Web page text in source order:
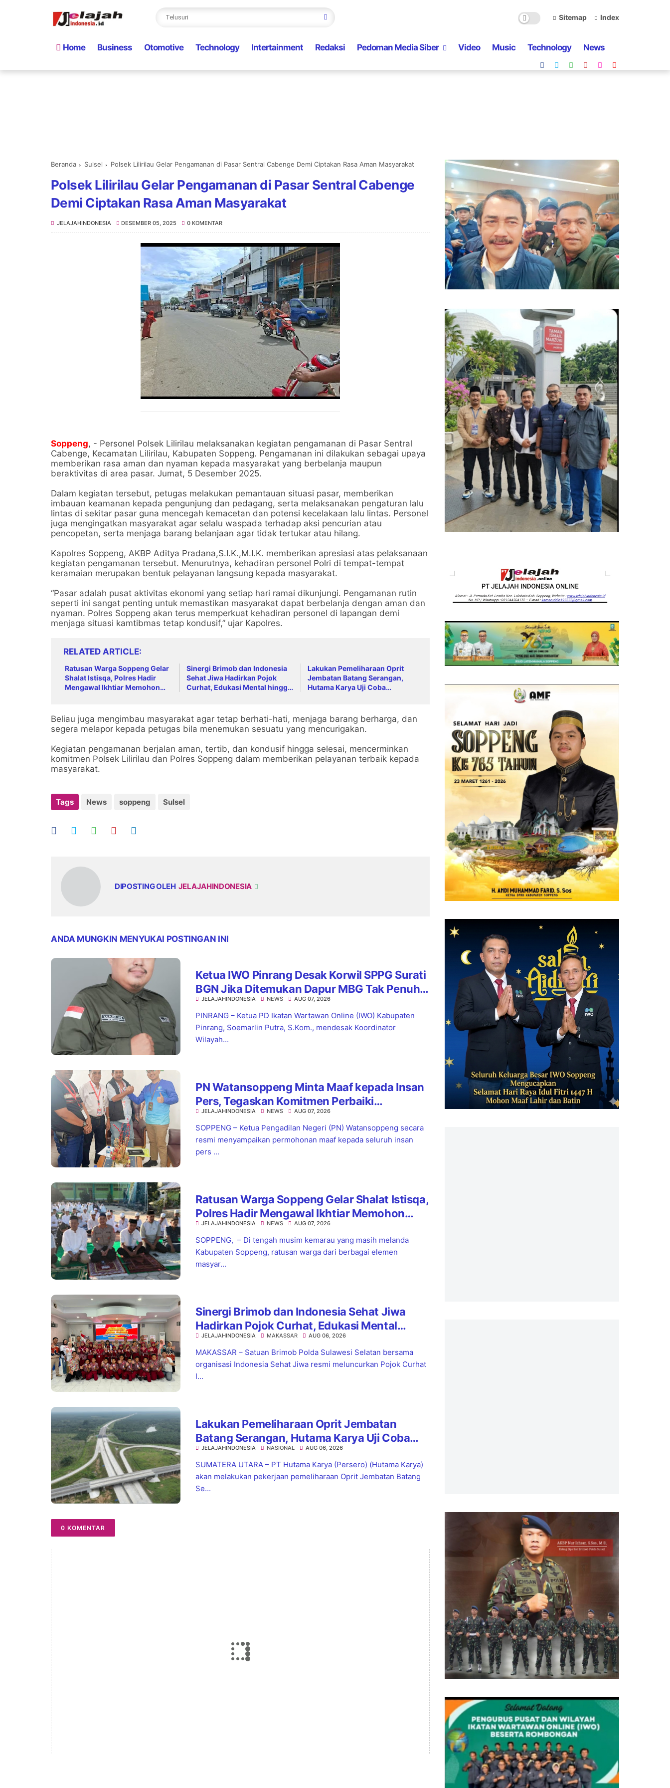
Sitemap Index
Home Business Otomotive Technology Intertainment Redaksi Pedoman Media Siber Video Music Technology News
Beranda Sulsel Polsek Lilirilau Gelar Pengamanan di Pasar Sentral Cabenge Demi Ciptakan Rasa Aman Masyarakat
Polsek Lilirilau Gelar Pengamanan di Pasar Sentral Cabenge
Demi Ciptakan Rasa Aman Masyarakat
JELAJAHINDONESIA DESEMBER 05, 2025 0 KOMENTAR
Soppeng, - Personel Polsek Lilirilau melaksanakan kegiatan pengamanan di Pasar Sentral
Cabenge, Kecamatan Lilirilau, Kabupaten Soppeng. Pengamanan ini dilakukan sebagai upaya
memberikan rasa aman dan nyaman kepada masyarakat yang berbelanja maupun
beraktivitas di area pasar. Jumat, 5 Desember 2025.
Dalam kegiatan tersebut, petugas melakukan pemantauan situasi pasar, memberikan
imbauan keamanan kepada pengunjung dan pedagang, serta melaksanakan pengaturan lalu
lintas di sekitar pasar guna mencegah kemacetan dan potensi kecelakaan lalu lintas. Personel
juga mengingatkan masyarakat agar selalu waspada terhadap aksi pencurian atau
pencopetan, serta menjaga barang belanjaan agar tidak tertukar atau hilang.
Kapolres Soppeng, AKBP Aditya Pradana,S.I.K.,M.I.K. memberikan apresiasi atas pelaksanaan
kegiatan pengamanan tersebut. Menurutnya, kehadiran personel Polri di tempat-tempat
keramaian merupakan bentuk pelayanan langsung kepada masyarakat.
“Pasar adalah pusat aktivitas ekonomi yang setiap hari ramai dikunjungi. Pengamanan rutin
seperti ini sangat penting untuk memastikan masyarakat dapat berbelanja dengan aman dan
nyaman. Polres Soppeng akan terus memperkuat kehadiran personel di lapangan demi
menjaga situasi kamtibmas tetap kondusif,” ujar Kapolres.
RELATED ARTICLE
Ratusan Warga Soppeng Gelar
Shalat Istisqa, Polres Hadir
Mengawal Ikhtiar Memohon
Sinergi Brimob dan Indonesia
Sehat Jiwa Hadirkan Pojok
Curhat, Edukasi Mental hingga
Lakukan Pemeliharaan Oprit
Jembatan Batang Serangan,
Hutama Karya Uji Coba
Beliau juga mengimbau masyarakat agar tetap berhati-hati, menjaga barang berharga, dan
segera melapor kepada petugas bila menemukan sesuatu yang mencurigakan.
Kegiatan pengamanan berjalan aman, tertib, dan kondusif hingga selesai, mencerminkan
komitmen Polsek Lilirilau dan Polres Soppeng dalam memberikan pelayanan terbaik kepada
masyarakat.
Tags News soppeng Sulsel
DIPOSTING OLEH JELAJAHINDONESIA
ANDA MUNGKIN MENYUKAI POSTINGAN INI
Ketua IWO Pinrang Desak Korwil SPPG Surati
BGN Jika Ditemukan Dapur MBG Tak Penuhi
Standar
JELAJAHINDONESIA NEWS AUG 07, 2026
PINRANG – Ketua PD Ikatan Wartawan Online (IWO) Kabupaten
Pinrang, Soemarlin Putra, S.Kom., mendesak Koordinator
Wilayah...
PN Watansoppeng Minta Maaf kepada Insan
Pers, Tegaskan Komitmen Perbaiki
Pelayanan
JELAJAHINDONESIA NEWS AUG 07, 2026
SOPPENG – Ketua Pengadilan Negeri (PN) Watansoppeng secara
resmi menyampaikan permohonan maaf kepada seluruh insan
pers ...
Ratusan Warga Soppeng Gelar Shalat Istisqa,
Polres Hadir Mengawal Ikhtiar Memohon
Turunnya Hujan
JELAJAHINDONESIA NEWS AUG 07, 2026
SOPPENG, – Di tengah musim kemarau yang masih melanda
Kabupaten Soppeng, ratusan warga dari berbagai elemen
masyar...
Sinergi Brimob dan Indonesia Sehat Jiwa
Hadirkan Pojok Curhat, Edukasi Mental
hingga Anti-Bullying
JELAJAHINDONESIA MAKASSAR AUG 06, 2026
MAKASSAR – Satuan Brimob Polda Sulawesi Selatan bersama
organisasi Indonesia Sehat Jiwa resmi meluncurkan Pojok Curhat
I...
Lakukan Pemeliharaan Oprit Jembatan
Batang Serangan, Hutama Karya Uji Coba
Contraflow di KM 55 Tol Binjai–Langsa
JELAJAHINDONESIA NASIONAL AUG 06, 2026
SUMATERA UTARA – PT Hutama Karya (Persero) (Hutama Karya)
akan melakukan pekerjaan pemeliharaan Oprit Jembatan Batang
Se...
0 KOMENTAR